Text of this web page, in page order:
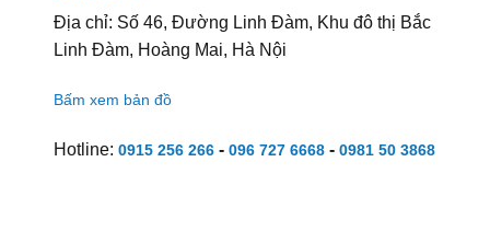
Địa chỉ: Số 46, Đường Linh Đàm, Khu đô thị Bắc
Linh Đàm, Hoàng Mai, Hà Nội
Bấm xem bản đồ
Hotline: 0915 256 266- 096 727 6668- 0981 50 3868